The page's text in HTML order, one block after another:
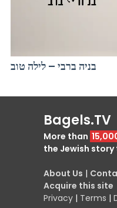
בניה ברבי – לילה טוב
Bagels.TV
More than
the Jewish
About Us |
Acquire this site
Privacy | Terms |